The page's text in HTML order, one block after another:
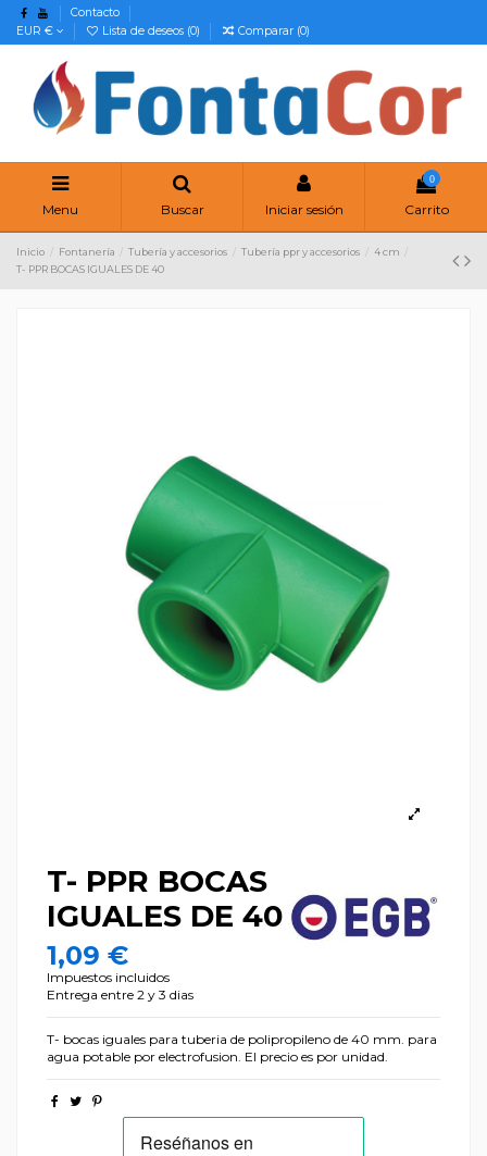
Contacto
EUR €
Lista de deseos (0) Comparar (0)
Menu Buscar Iniciar sesión
0
Carrito
Inicio Fontanería Tubería y accesorios Tubería ppr y accesorios
4 cm
T- PPR BOCAS IGUALES DE 40
T- PPR BOCAS
IGUALES DE 40
1,09 €
Impuestos incluidos
Entrega entre 2 y 3 dias
T- bocas iguales para tuberia de polipropileno de 40 mm. para
agua potable por electrofusion. El precio es por unidad.